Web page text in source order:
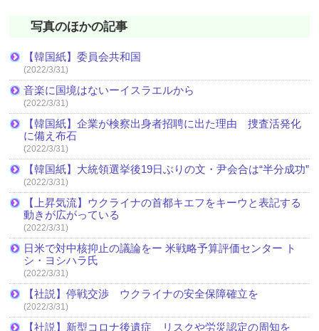
写真のほかの記事
【韓国紙】委員会共和国
(2022/3/31)
音楽に国境はないーイスラエルから
(2022/3/31)
【韓国紙】企業が検察出身者招聘に出た理由 捜査活発化
に備え布石
(2022/3/31)
【韓国紙】大統領選挙後19日ぶりの文・尹会合は“半分成功”
(2022/3/31)
【上昇気流】ウクライナの首都キエフをキーウと表記する
動きが広がっている
(2022/3/31)
日米で対中核抑止の議論をー 米戦略予算評価センター ト
シ・ヨシハラ氏
(2022/3/31)
【社説】停戦交渉 ウクライナの安全保障確立を
(2022/3/31)
【社説】新型コロナ後遺症 リスクや労災認定の周知を